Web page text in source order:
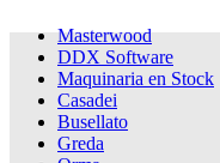
Masterwood
DDX Software
Maquinaria en Stock
Casadei
Busellato
Greda